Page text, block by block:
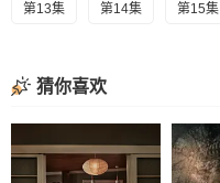
第13集 第14集 第15集
猜你喜欢